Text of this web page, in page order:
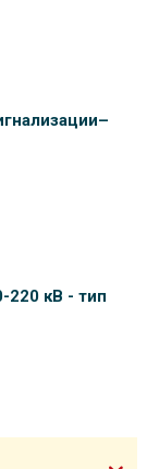
220 кВ - тип